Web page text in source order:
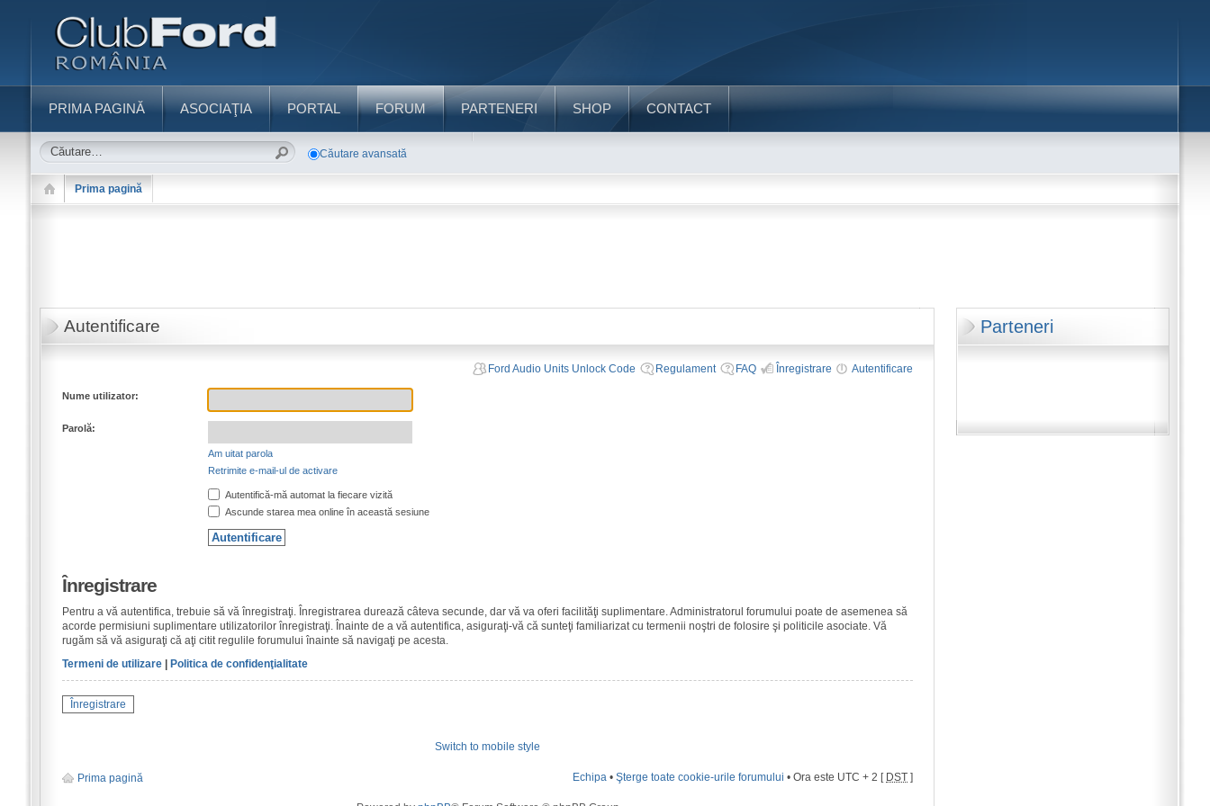
PRIMA PAGINĂ ASOCIAŢIA PORTAL FORUM PARTENERI SHOP CONTACT
Căutare avansată
Prima pagină
Parteneri
Autentificare
Ford Audio Units Unlock Code Regulament FAQ Înregistrare Autentificare
Nume utilizator:
Parolă:
Am uitat parola
Retrimite e-mail-ul de activare
Autentifică-mă automat la fiecare vizită
Ascunde starea mea online în această sesiune
Înregistrare
Pentru a vă autentifica, trebuie să vă înregistraţi. Înregistrarea durează câteva secunde, dar vă va oferi facilităţi suplimentare. Administratorul forumului poate de asemenea să
acorde permisiuni suplimentare utilizatorilor înregistraţi. Înainte de a vă autentifica, asiguraţi-vă că sunteţi familiarizat cu termenii noştri de folosire şi politicile asociate. Vă
rugăm să vă asiguraţi că aţi citit regulile forumului înainte să navigaţi pe acesta.
Termeni de utilizare| Politica de confidenţialitate
Înregistrare
Switch to mobile style
Prima pagină Echipa •Şterge toate cookie-urile forumului • Ora este UTC + 2 [ DST ]